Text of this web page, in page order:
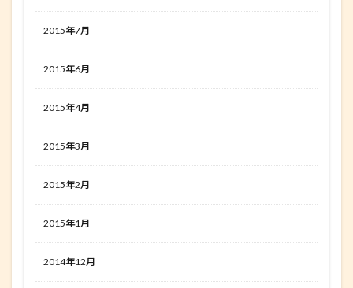
2015年7月
2015年6月
2015年4月
2015年3月
2015年2月
2015年1月
2014年12月